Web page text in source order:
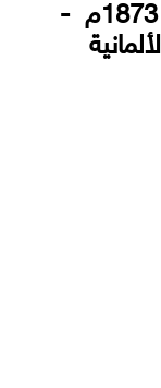
كتاب " العمارة العثمانية " 1873م -